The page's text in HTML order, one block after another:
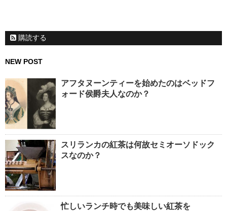
購読する
NEW POST
アフタヌーンティーを始めたのはベッドフ
ォード侯爵夫人なのか？
スリランカの紅茶は何故セミオーソドック
スなのか？
忙しいランチ時でも美味しい紅茶を